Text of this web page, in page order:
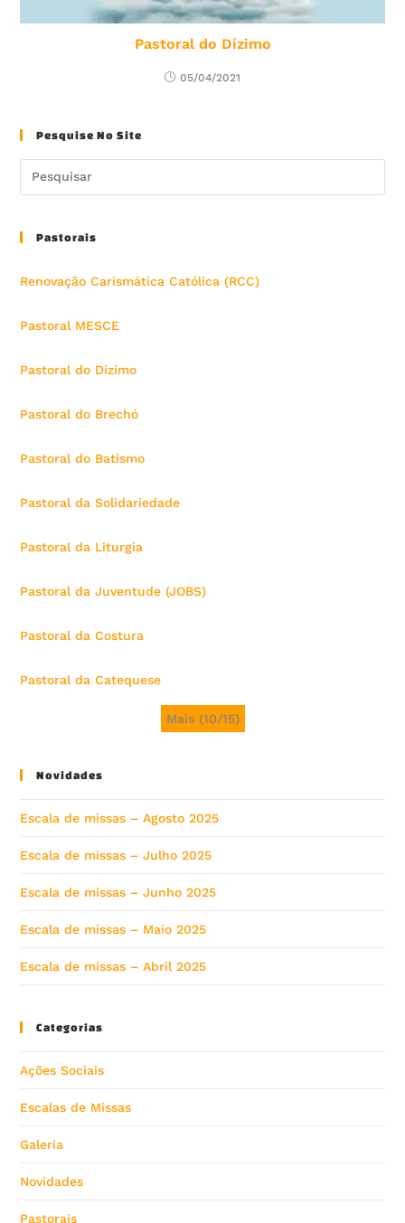
Pastoral do Dízimo
05/04/2021
Pesquise No Site
Pastorais
Renovação Carismática Católica (RCC)
Pastoral MESCE
Pastoral do Dízimo
Pastoral do Brechó
Pastoral do Batismo
Pastoral da Solidariedade
Pastoral da Liturgia
Pastoral da Juventude (JOBS)
Pastoral da Costura
Pastoral da Catequese
Mais (10/15)
Novidades
Escala de missas – Agosto 2025
Escala de missas – Julho 2025
Escala de missas – Junho 2025
Escala de missas – Maio 2025
Escala de missas – Abril 2025
Categorias
Ações Sociais
Escalas de Missas
Galeria
Novidades
Pastorais